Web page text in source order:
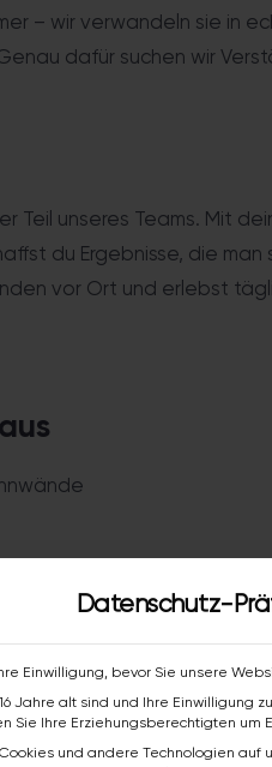
– wir verwandeln sie in
dafür suchen wir
Teil unseres Teams. Mit
du Ergebnisse, die
vor Ort und erlebst
WCs und Armaturen
Datenschutz-
Einwilligung, bevor Sie unsere
Jahre alt sind und Ihre Einwilligung
Sie Ihre Erziehungsberechtigten um
und andere Technologien auf